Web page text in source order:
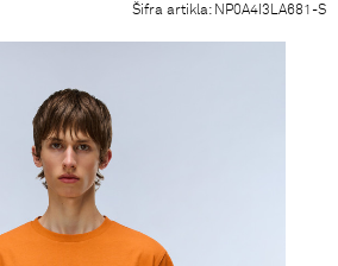
Šifra artikla: NP0A4I3LA681-S